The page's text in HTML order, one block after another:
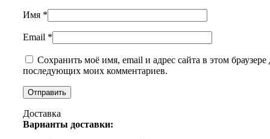
Имя *
Email *
Сохранить моё имя, email и адрес сайта в этом браузере
последующих моих комментариев.
Доставка
Варианты доставки: